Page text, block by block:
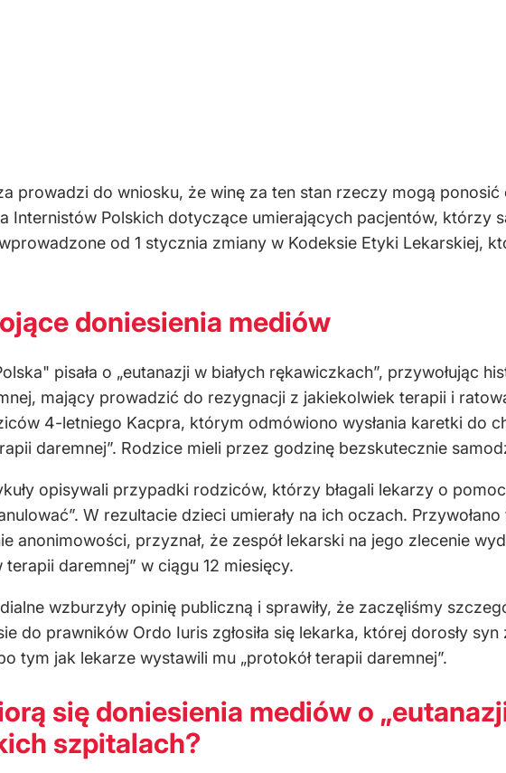
prowadzi do wniosku, że winę za ten stan rzeczy mogą
Internistów Polskich dotyczące umierających pacjentów, którzy
od 1 stycznia zmiany w Kodeksie Etyki Lekarskiej,
doniesienia mediów
pisała o „eutanazji w białych rękawiczkach”, przywołując
mający prowadzić do rezygnacji z jakiekolwiek terapii i
4-letniego Kacpra, którym odmówiono wysłania karetki do
daremnej”. Rodzice mieli przez godzinę bezskutecznie
opisywali przypadki rodziców, którzy błagali lekarzy o
W rezultacie dzieci umierały na ich oczach.
anonimowości, przyznał, że zespół lekarski na jego zlecenie
terapii daremnej” w ciągu 12 miesięcy.
wzburzyły opinię publiczną i sprawiły, że zaczęliśmy
do prawników Ordo Iuris zgłosiła się lekarka, której dorosły
tym jak lekarze wystawili mu „protokół terapii daremnej”.
się doniesienia mediów o
szpitalach?